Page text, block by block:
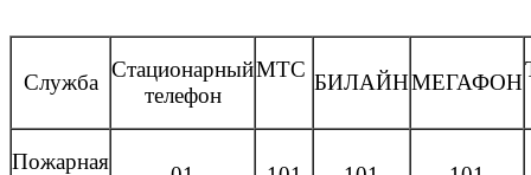
Служба
Стационарный
телефон
МТС
БИЛАЙНМЕГАФОН
Пожарная